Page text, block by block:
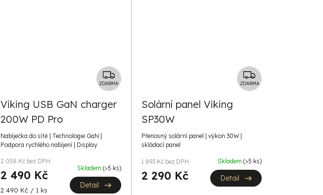
Z
D
R
ZDARMA
Viking USB GaN charger
200W PD Pro
Nabíječka do sítě | Technologie GaN |
Podpora rychlého nabíjení | Display
2 058 Kč bez DPH
2 490 Kč
Měrná
2 490 Kč / 1 ks
Skladem (>5 ks)
Detail
Z
D
ZDARMA
Solární panel Viking
SP30W
Přenosný solární panel | výkon 30W |
skládací panel
1 893 Kč bez DPH
2 290 Kč
Skladem (>5 ks)
Detail